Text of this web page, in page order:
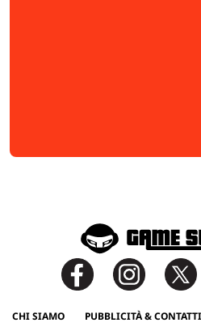
CHI SIAMO PUBBLICITÀ & CONTATTI